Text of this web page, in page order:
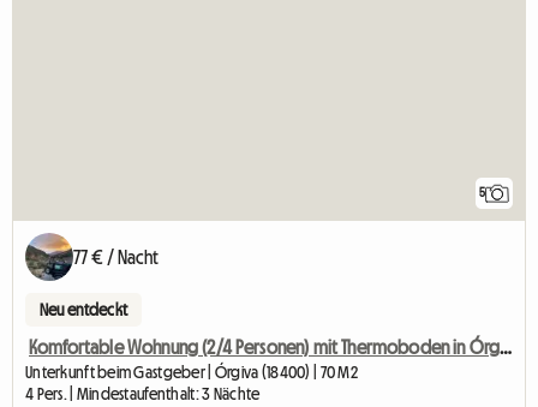
5
77 € / Nacht
Neu entdeckt
Komfortable Wohnung (2/4 Personen) mit Thermoboden in Órgiva.
Unterkunft beim Gastgeber | Órgiva (18400) | 70 M2
4 Pers. | Mindestaufenthalt: 3 Nächte